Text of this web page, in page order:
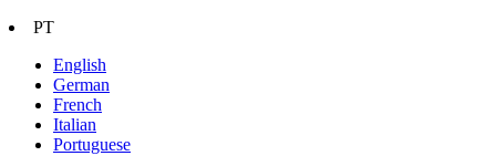
PT
English
German
French
Italian
Portuguese